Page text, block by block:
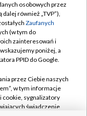
osobowych przez
dalej również „TVP”),
Zaufanych
(w tym do
zainteresowań i
poniżej, a
PPID do Google.
przez Ciebie naszych
w tym informacje
cookie, sygnalizatory
świadczenie